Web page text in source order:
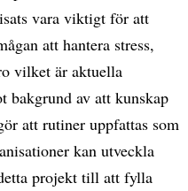
vara viktigt för att
att hantera stress,
vilket är aktuella
bakgrund av att kunskap
att rutiner uppfattas som
kan utveckla
projekt till att fylla